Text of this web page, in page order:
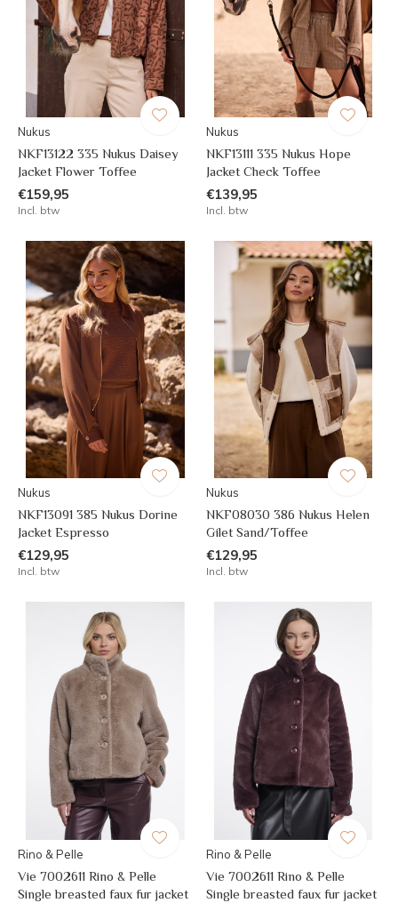
Nukus
NKF13122 335 Nukus Daisey
Jacket Flower Toffee
€159,95
Incl. btw
Nukus
NKF13111 335 Nukus Hope
Jacket Check Toffee
€139,95
Incl. btw
Nukus
NKF13091 385 Nukus Dorine
Jacket Espresso
€129,95
Incl. btw
Nukus
NKF08030 386 Nukus Helen
Gilet Sand/Toffee
€129,95
Incl. btw
Rino & Pelle
Vie 7002611 Rino & Pelle
Single breasted faux fur jacket
Rino & Pelle
Vie 7002611 Rino & Pelle
Single breasted faux fur jacket